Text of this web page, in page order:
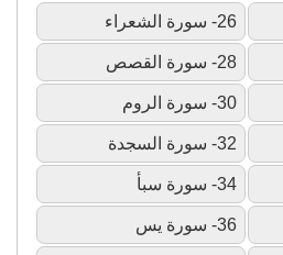
26- سورة الشعراء
28- سورة القصص
30- سورة الروم
32- سورة السجدة
34- سورة سبأ
36- سورة يس